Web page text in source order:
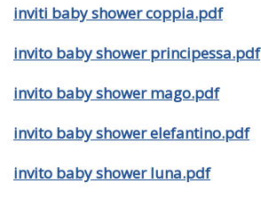
inviti baby shower coppia.pdf
invito baby shower principessa.pdf
invito baby shower mago.pdf
invito baby shower elefantino.pdf
invito baby shower luna.pdf